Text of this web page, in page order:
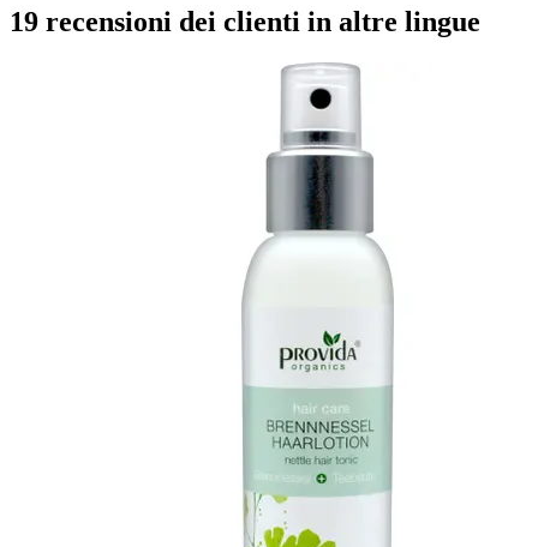
19 recensioni dei clienti in altre lingue